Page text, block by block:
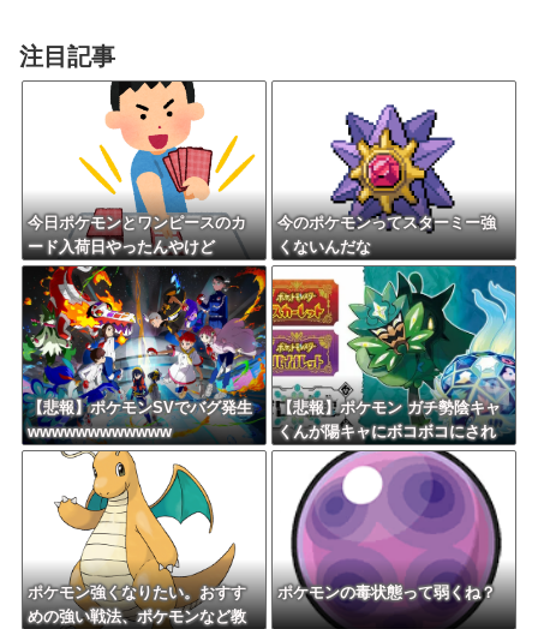
注目記事
今日ポケモンとワンピースのカ
ード入荷日やったんやけど
今のポケモンってスターミー強
くないんだな
【悲報】ポケモンSVでバグ発生
wwwwwwwwwwww
【悲報】ポケモン ガチ勢陰キャ
くんが陽キャにボコボコにされ
てる話をDLCで実装して大荒れ
ポケモン強くなりたい。おすす
めの強い戦法、ポケモンなど教
ポケモンの毒状態って弱くね？